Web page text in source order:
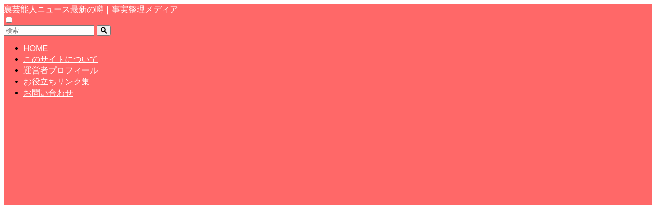
裏芸能人ニュース最新の噂｜事実整理メディア
HOME
このサイトについて
運営者プロフィール
お役立ちリンク集
お問い合わせ